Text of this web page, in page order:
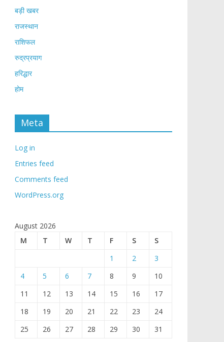
बड़ी खबर
राजस्थान
राशिफल
रुद्रप्रयाग
हरिद्धार
होम
Meta
Log in
Entries feed
Comments feed
WordPress.org
August 2026
M
T W T F S
S
1
2
3
4
5 6 7 8 9
10
11
12 13 14 15 16
17
18
19 20 21 22 23
24
25
26 27 28 29 30 31